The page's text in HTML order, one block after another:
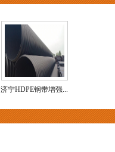
济宁HDPE钢带增强...